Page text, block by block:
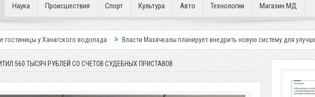
Наука Происшествия Спорт Культура Авто Технологии Магазин МД
водопада Власти Махачкалы планирует внедрить новую систему для улучшения ситуации с
560 ТЫСЯЧ РУБЛЕЙ СО СЧЕТОВ СУДЕБНЫХ ПРИСТАВОВ